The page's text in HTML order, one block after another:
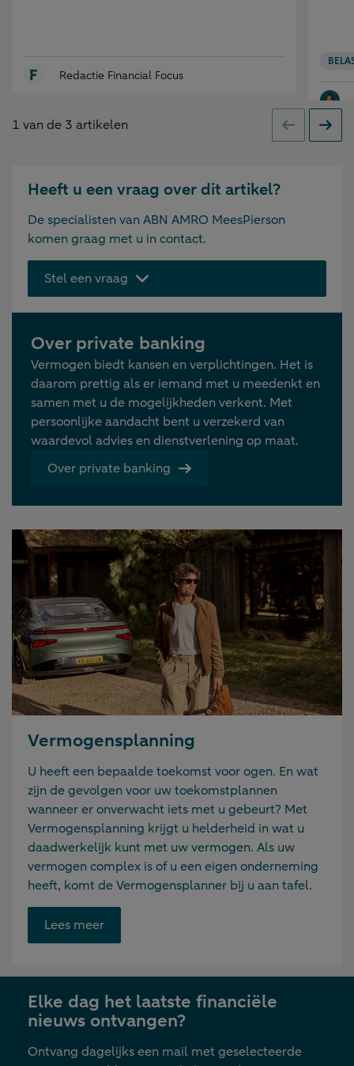
Redactie Financial Focus
1 van de 3 artikelen Vorige
Heeft u een vraag over dit artikel?
De specialisten van ABN AMRO MeesPierson
komen graag met u in contact.
Stel een vraag
Over private banking
Vermogen biedt kansen en verplichtingen. Het is
daarom prettig als er iemand met u meedenkt en
samen met u de mogelijkheden verkent. Met
persoonlijke aandacht bent u verzekerd van
waardevol advies en dienstverlening op maat.
Over private banking
Vermogensplanning
U heeft een bepaalde toekomst voor ogen. En wat
zijn de gevolgen voor uw toekomstplannen
wanneer er onverwacht iets met u gebeurt? Met
Vermogensplanning krijgt u helderheid in wat u
daadwerkelijk kunt met uw vermogen. Als uw
vermogen complex is of u een eigen onderneming
heeft, komt de Vermogensplanner bij u aan tafel.
Lees meerOpent
link
nieuwe
tab
Elke dag het laatste financiële
nieuws ontvangen?
Ontvang dagelijks een mail met geselecteerde